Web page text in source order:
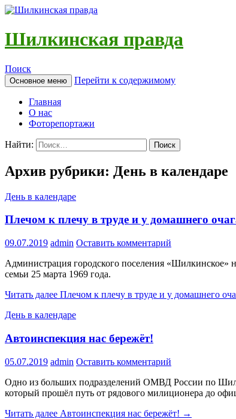
Шилкинская правда
Поиск
Основное меню Перейти к содержимому
Главная
О нас
Фоторепортажи
Найти:
Архив рубрики: День в календаре
День в календаре
Плечом к плечу в труде и у домашнего
09.07.2019 admin Оставить комментарий
Администрация городского поселения «Шилкинское»
семьи 25 марта 1969 года.
Читать далее Плечом к плечу в труде и у домашнего
День в календаре
Автоинспекция нас бережёт!
05.07.2019 admin Оставить комментарий
Одно из больших подразделений ОМВД России по
который прошёл путь от рядового милиционера до
Читать далее Автоинспекция нас бережёт! →